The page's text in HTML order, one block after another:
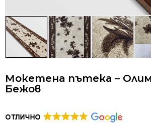
Мокетена пътека –
Бежов